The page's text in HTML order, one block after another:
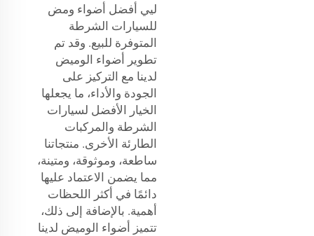
ليي أفضل أضواء ومض
للسيارات الشرطة
المتوفرة للبيع. وقد تم
تطوير أضواء الوميض
لدينا مع التركيز على
الجودة والأداء، ما يجعلها
الخيار الأفضل لسيارات
الشرطة والمركبات
الطارئة الأخرى. منتجاتنا
ساطعة، وموثوقة، ومتينة،
مما يضمن الاعتماد عليها
دائمًا في أكثر اللحظات
أهمية. بالإضافة إلى ذلك،
تتميز أضواء الوميض لدينا